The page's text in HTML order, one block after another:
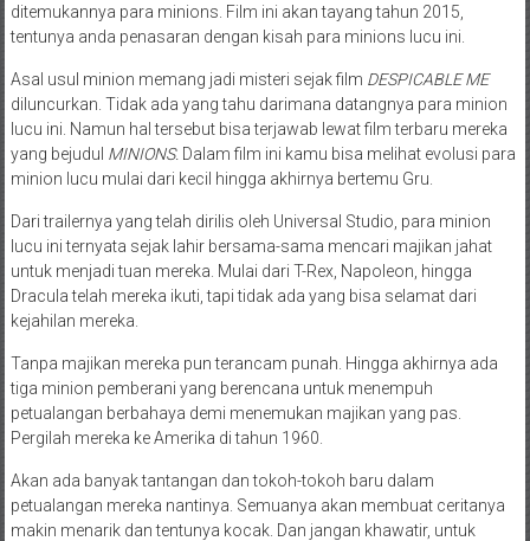
ditemukannya para minions. Film ini akan tayang tahun 2015,
tentunya anda penasaran dengan kisah para minions lucu ini.
Asal usul minion memang jadi misteri sejak film DESPICABLE ME
diluncurkan. Tidak ada yang tahu darimana datangnya para minion
lucu ini. Namun hal tersebut bisa terjawab lewat film terbaru mereka
yang bejudul MINIONS. Dalam film ini kamu bisa melihat evolusi para
minion lucu mulai dari kecil hingga akhirnya bertemu Gru.
Dari trailernya yang telah dirilis oleh Universal Studio, para minion
lucu ini ternyata sejak lahir bersama-sama mencari majikan jahat
untuk menjadi tuan mereka. Mulai dari T-Rex, Napoleon, hingga
Dracula telah mereka ikuti, tapi tidak ada yang bisa selamat dari
kejahilan mereka.
Tanpa majikan mereka pun terancam punah. Hingga akhirnya ada
tiga minion pemberani yang berencana untuk menempuh
petualangan berbahaya demi menemukan majikan yang pas.
Pergilah mereka ke Amerika di tahun 1960.
Akan ada banyak tantangan dan tokoh-tokoh baru dalam
petualangan mereka nantinya. Semuanya akan membuat ceritanya
makin menarik dan tentunya kocak. Dan jangan khawatir, untuk